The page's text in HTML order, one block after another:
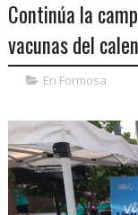
Continúa la
vacunas del
En Formosa